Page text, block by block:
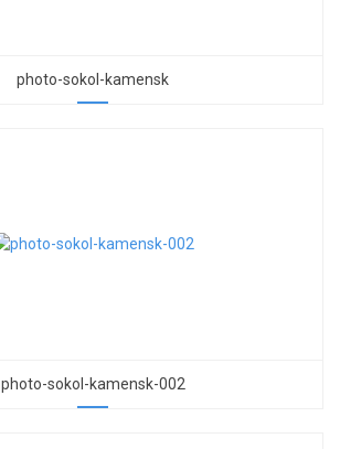
photo-sokol-kamensk
photo-sokol-kamensk-002